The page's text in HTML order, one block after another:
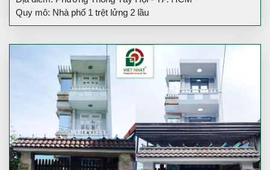
Quy mô: Nhà phố 1 trệt lửng 2 lầu